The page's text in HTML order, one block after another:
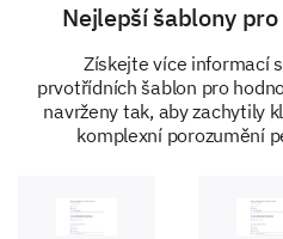
handling the following
confident.)
Addressing bullying
Nejlepší šablony
Získejte více informací
prvotřídních šablon pro
navrženy tak, aby zachytily
komplexní porozumění